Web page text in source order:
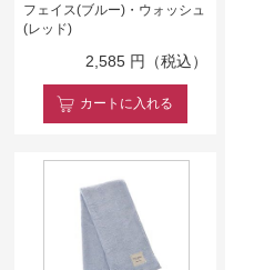
フェイス(ブルー)・ウォッシュ
(レッド)
2,585 円（税込）
カート に入れる